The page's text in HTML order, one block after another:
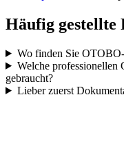
Häufig gestellte
Wo finden Sie
Welche
gebraucht?
Lieber zuerst